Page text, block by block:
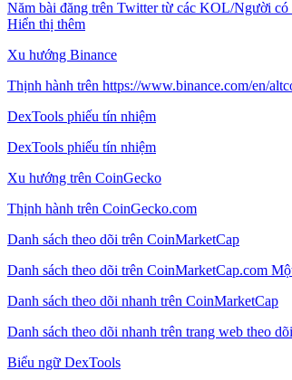
Năm bài đăng trên Twitter từ các KOL/Người có
Hiển thị thêm
Xu hướng Binance
Thịnh hành trên https://www.binance.com/en/
DexTools phiếu tín nhiệm
DexTools phiếu tín nhiệm
Xu hướng trên CoinGecko
Thịnh hành trên CoinGecko.com
Danh sách theo dõi trên CoinMarketCap
Danh sách theo dõi trên CoinMarketCap.com
Danh sách theo dõi nhanh trên CoinMarketCap
Danh sách theo dõi nhanh trên trang web theo
Biểu ngữ DexTools